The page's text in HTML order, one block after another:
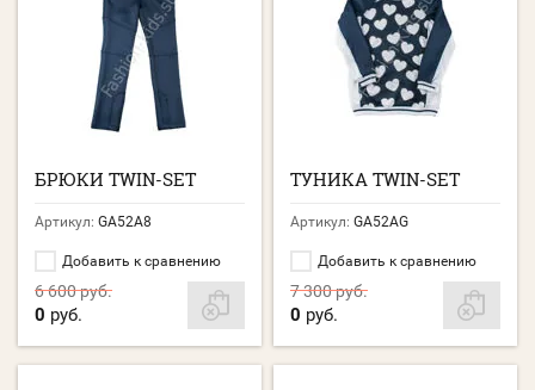
БРЮКИ TWIN-SET
Артикул: GA52A8
Добавить к сравнению
6 600руб.
0 руб.
ТУНИКА TWIN-SET
Артикул: GA52AG
Добавить к сравнению
7 300руб.
0 руб.